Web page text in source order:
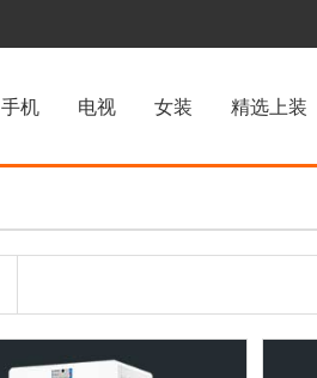
手机 电视 女装 精选上装